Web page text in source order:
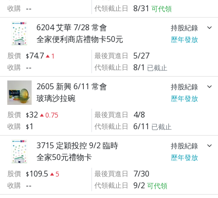
收購 -- 代領截止日 8/31可代領
6204 艾華 7/28 常會 持股紀錄
全家便利商店禮物卡50元
歷年發放
股價
74.7
1
收購 --
最後買進日 5/27
代領截止日 8/1 已截止
2605 新興 6/11 常會 持股紀錄
玻璃沙拉碗
歷年發放
股價
32
0.75
收購
1
最後買進日 4/8
代領截止日 6/11 已截止
3715 定穎投控 9/2 臨時 持股紀錄
全家50元禮物卡
歷年發放
股價
109.5
5
收購 --
最後買進日 7/30
代領截止日 9/2可代領